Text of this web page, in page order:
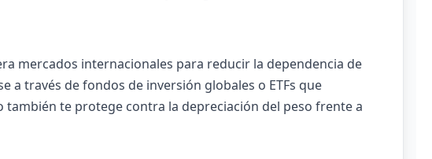
mercados internacionales para reducir la dependencia de
a través de fondos de inversión globales o ETFs que
también te protege contra la depreciación del peso frente a